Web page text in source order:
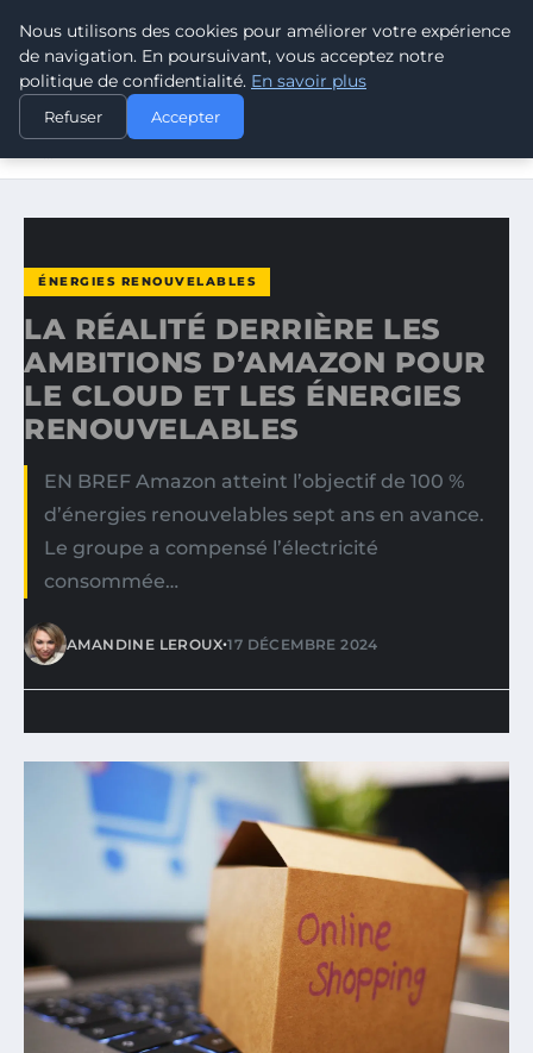
CLIMATE GUARDIAN
ACCUEIL
ÉNERGIES RENOUVELABLES
LA RÉALITÉ DERRIÈRE LES AMBITIONS D’AMAZON POUR
ÉNERGIES RENOUVELABLES
LA RÉALITÉ DERRIÈRE LES
AMBITIONS D’AMAZON POUR
LE CLOUD ET LES ÉNERGIES
RENOUVELABLES
EN BREF Amazon atteint l’objectif de 100 %
d’énergies renouvelables sept ans en avance.
Le groupe a compensé l’électricité
consommée…
AMANDINE LEROUX•17 DÉCEMBRE 2024
Nous utilisons des cookies pour améliorer votre expérience
de navigation. En poursuivant, vous acceptez notre
politique de confidentialité. En savoir plus
Refuser Accepter